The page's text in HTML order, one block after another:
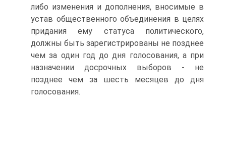
либо изменения и дополнения, вносимые в
устав общественного объединения в целях
придания ему статуса политического,
должны быть зарегистрированы не позднее
чем за один год до дня голосования, а при
назначении досрочных выборов - не
позднее чем за шесть месяцев до дня
голосования.